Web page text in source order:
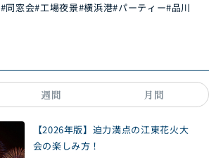
#同窓会#工場夜景#横浜港#パーティー#品川
週間 月間
【2026年版】迫力満点の江東花火大
会の楽しみ方！